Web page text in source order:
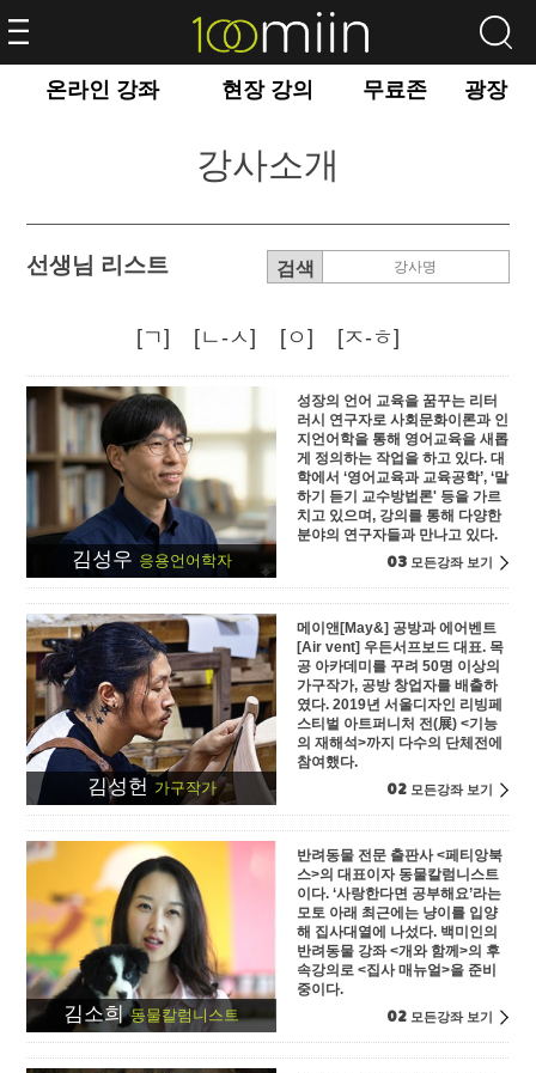
온라인 강좌 현장 강의 무료존 광장
강사소개
선생님 리스트
[ㄱ] [ㄴ-ㅅ] [ㅇ] [ㅈ-ㅎ]
김성우 응용언어학자
성장의 언어 교육을 꿈꾸는 리터
러시 연구자로 사회문화이론과 인
지언어학을 통해 영어교육을 새롭
게 정의하는 작업을 하고 있다. 대
학에서 ‘영어교육과 교육공학’, ‘말
하기 듣기 교수방법론' 등을 가르
치고 있으며, 강의를 통해 다양한
분야의 연구자들과 만나고 있다.
03모든강좌 보기
김성헌 가구작가
메이앤[May&] 공방과 에어벤트
[Air vent] 우든서프보드 대표. 목
공 아카데미를 꾸려 50명 이상의
가구작가, 공방 창업자를 배출하
였다. 2019년 서울디자인 리빙페
스티벌 아트퍼니처 전(展) <기능
의 재해석>까지 다수의 단체전에
참여했다.
02모든강좌 보기
김소희동물칼럼니스트
반려동물 전문 출판사 <페티앙북
스>의 대표이자 동물칼럼니스트
이다. ‘사랑한다면 공부해요’라는
모토 아래 최근에는 냥이를 입양
해 집사대열에 나섰다. 백미인의
반려동물 강좌 <개와 함께>의 후
속강의로 <집사 매뉴얼>을 준비
중이다.
02모든강좌 보기